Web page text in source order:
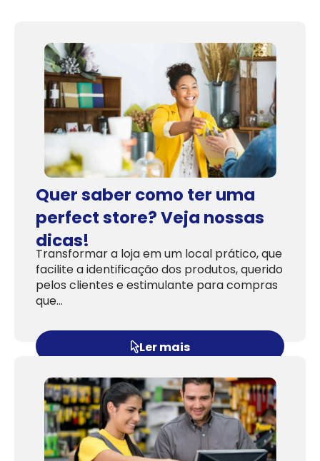
Quer saber como ter uma
perfect store? Veja nossas
dicas!
Transformar a loja em um local prático, que
facilite a identificação dos produtos, querido
pelos clientes e estimulante para compras
que…
Ler mais